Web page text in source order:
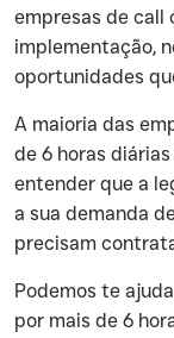
empresas de call
implementação,
oportunidades
‍A maioria das
de 6 horas
entender que a
a sua demanda
precisam
‍Podemos te
por mais de 6